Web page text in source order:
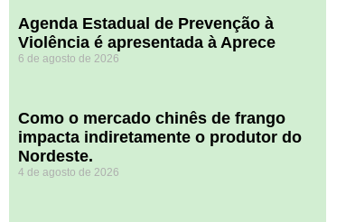
Agenda Estadual de Prevenção à
Violência é apresentada à Aprece
6 de agosto de 2026
​Como o mercado chinês de frango
impacta indiretamente o produtor do
Nordeste.
4 de agosto de 2026